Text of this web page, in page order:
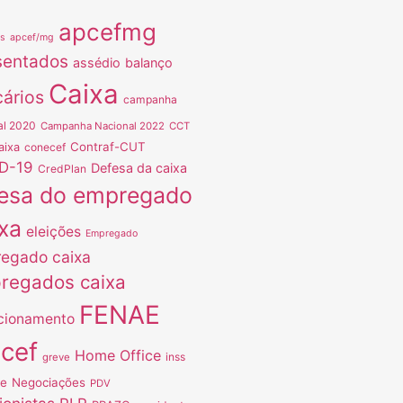
apcef/mg apcefmg
assédio balanço
Caixa campanha
2020 Campanha Nacional 2022 CCT
conecef Contraf-CUT
19 CredPlan Defesa da caixa
do empregado
eleições Empregado
caixa
caixa
FENAE
greve Home Office inss
Negociações PDV